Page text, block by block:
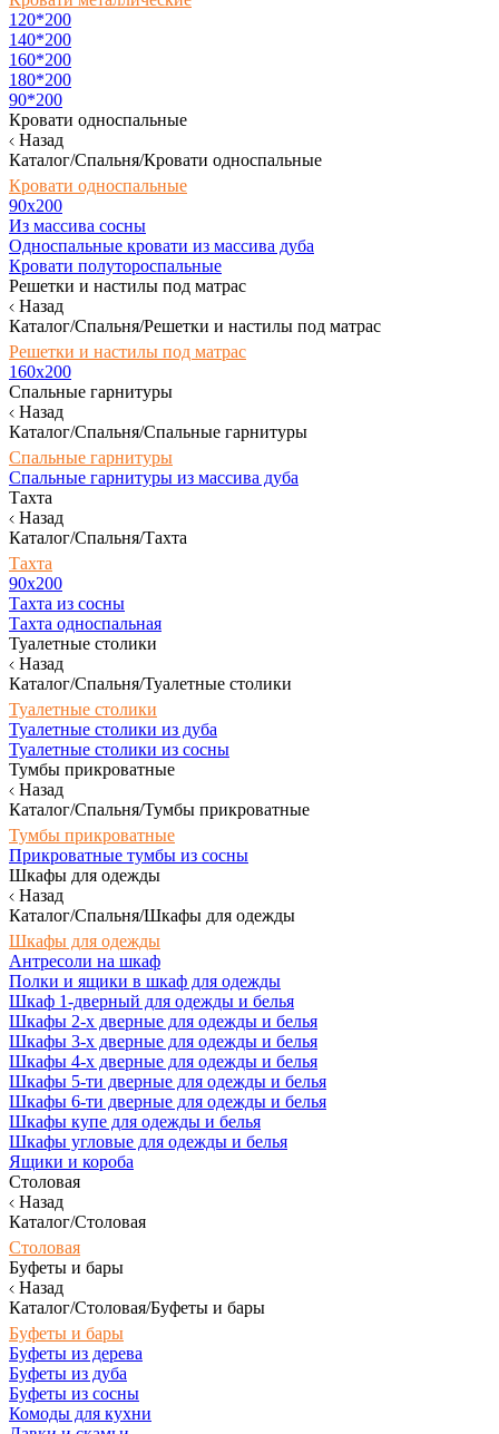
120*200
140*200
160*200
180*200
90*200
Кровати односпальные
Назад
Каталог/Спальня/Кровати односпальные
Кровати односпальные
90х200
Из массива сосны
Односпальные кровати из массива дуба
Кровати полутороспальные
Решетки и настилы под матрас
Назад
Каталог/Спальня/Решетки и настилы под матрас
Решетки и настилы под матрас
160х200
Спальные гарнитуры
Назад
Каталог/Спальня/Спальные гарнитуры
Спальные гарнитуры
Спальные гарнитуры из массива дуба
Тахта
Назад
Каталог/Спальня/Тахта
Тахта
90х200
Тахта из сосны
Тахта односпальная
Туалетные столики
Назад
Каталог/Спальня/Туалетные столики
Туалетные столики
Туалетные столики из дуба
Туалетные столики из сосны
Тумбы прикроватные
Назад
Каталог/Спальня/Тумбы прикроватные
Тумбы прикроватные
Прикроватные тумбы из сосны
Шкафы для одежды
Назад
Каталог/Спальня/Шкафы для одежды
Шкафы для одежды
Антресоли на шкаф
Полки и ящики в шкаф для одежды
Шкаф 1-дверный для одежды и белья
Шкафы 2-х дверные для одежды и белья
Шкафы 3-х дверные для одежды и белья
Шкафы 4-х дверные для одежды и белья
Шкафы 5-ти дверные для одежды и белья
Шкафы 6-ти дверные для одежды и белья
Шкафы купе для одежды и белья
Шкафы угловые для одежды и белья
Ящики и короба
Столовая
Назад
Каталог/Столовая
Столовая
Буфеты и бары
Назад
Каталог/Столовая/Буфеты и бары
Буфеты и бары
Буфеты из дерева
Буфеты из дуба
Буфеты из сосны
Комоды для кухни